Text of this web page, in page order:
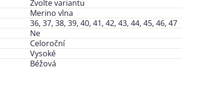
Zvolte variantu
Merino vlna
36, 37, 38, 39, 40, 41, 42, 43, 44, 45, 46, 47
Ne
Celoroční
Vysoké
Béžová